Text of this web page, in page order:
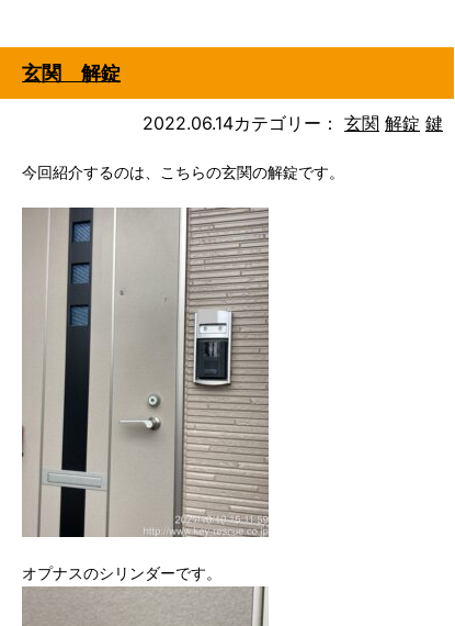
玄関 解錠
2022.06.14カテゴリー： 玄関 解錠 鍵
今回紹介するのは、こちらの玄関の解錠です。
オプナスのシリンダーです。